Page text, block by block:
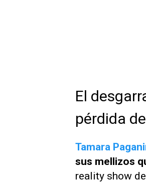
El
pérdida
Tamara
sus mellizos
reality show de